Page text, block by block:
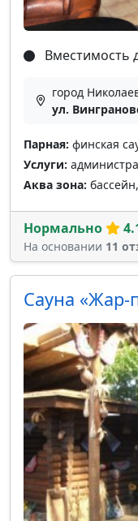
Вместимость
город
ул.
Парная: финская
Услуги:
Аква зона:
Нормально
На основании 11
Сауна «Жар-